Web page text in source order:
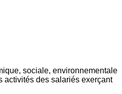
sociale, environnementale
activités des salariés exerçant